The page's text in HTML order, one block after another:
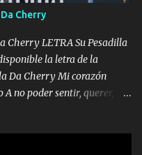
el dedo soy hocicon un
no saben nada falsas
no quieren ve...
Cherry
Cherry LETRA Su Pesadilla
la letra de la
Da Cherry Mi corazón
no poder sentir, querer,